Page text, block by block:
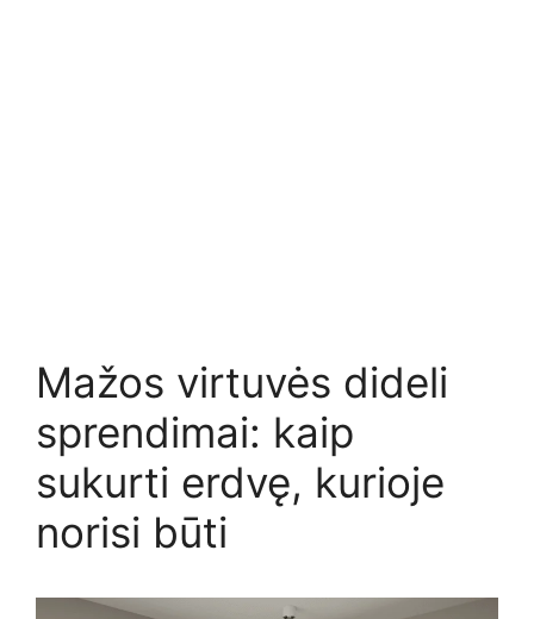
Mažos virtuvės dideli
sprendimai: kaip
sukurti erdvę, kurioje
norisi būti